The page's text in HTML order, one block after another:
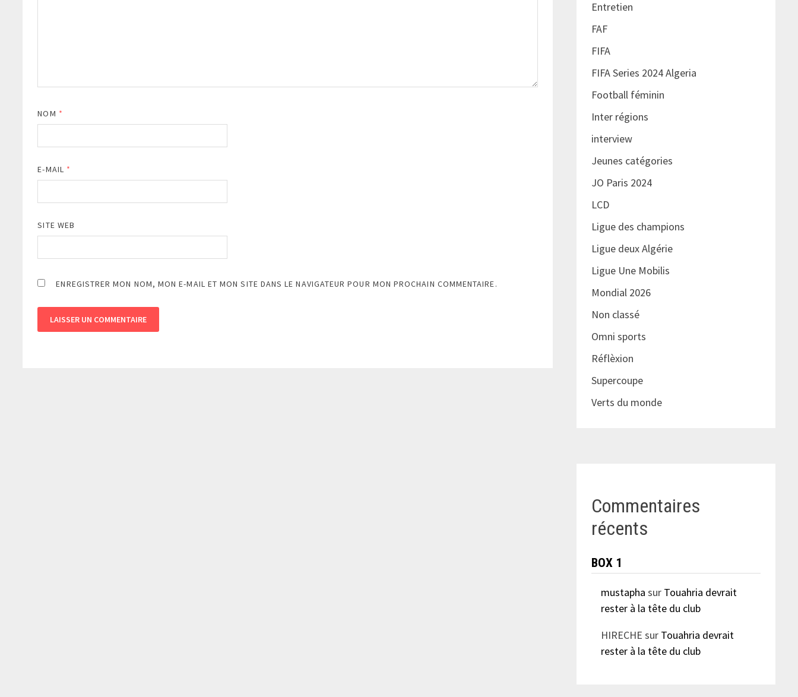
NOM *
E-MAIL *
SITE WEB
ENREGISTRER MON NOM, MON E-MAIL ET MON SITE DANS LE NAVIGATEUR POUR MON PROCHAIN COMMENTAIRE.
Entretien
FAF
FIFA
FIFA Series 2024 Algeria
Football féminin
Inter régions
interview
Jeunes catégories
JO Paris 2024
LCD
Ligue des champions
Ligue deux Algérie
Ligue Une Mobilis
Mondial 2026
Non classé
Omni sports
Réflèxion
Supercoupe
Verts du monde
Commentaires
récents
BOX 1
mustapha sur Touahria devrait
rester à la tête du club
HIRECHE sur Touahria devrait
rester à la tête du club